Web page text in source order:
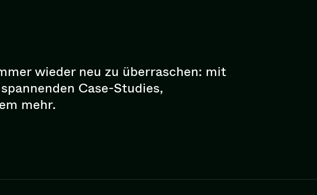
wieder neu zu überraschen: mit
Case-Studies,
mehr.